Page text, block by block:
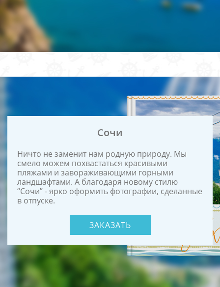
Сочи
Ничто не заменит нам родную природу. Мы
смело можем похвастаться красивыми
пляжами и завораживающими горными
ландшафтами. А благодаря новому стилю
“Сочи” - ярко оформить фотографии, сделанные
в отпуске.
ЗАКАЗАТЬ